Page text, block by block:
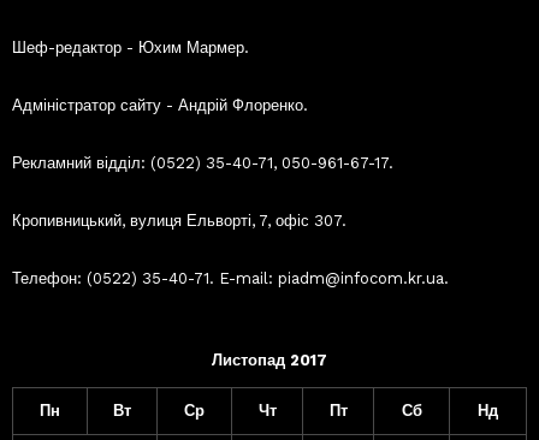
Шеф-редактор - Юхим Мармер.
Адміністратор сайту - Андрій Флоренко.
Рекламний відділ: (0522) 35-40-71, 050-961-67-17.
Кропивницький, вулиця Ельворті, 7, офіс 307.
Телефон: (0522) 35-40-71. E-mail: piadm@infocom.kr.ua.
Листопад 2017
Пн Вт Ср Чт Пт Сб Нд